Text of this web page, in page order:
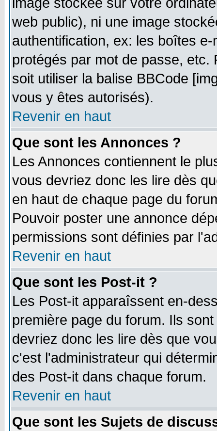
web public), ni une image
authentification, ex: les boîtes
protégés par mot de passe,
soit utiliser la balise BBCode
vous y êtes autorisés).
Revenir en haut
Que sont les Annonces ?
Les Annonces contiennent le
vous devriez donc les lire dès
en haut de chaque page du
Pouvoir poster une annonce
permissions sont définies par
Revenir en haut
Que sont les Post-it ?
Les Post-it apparaîssent en-
première page du forum. Ils
devriez donc les lire dès que
c'est l'administrateur qui
des Post-it dans chaque forum.
Revenir en haut
Que sont les Sujets de